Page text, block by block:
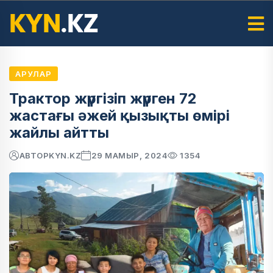
АРУЛАР
Трактор жүргізіп жүрген 72
жастағы әжей қызықты өмірі
жайлы айтты
АВТОРKYN.KZ 29 МАМЫР, 2024 1354